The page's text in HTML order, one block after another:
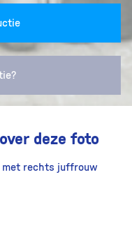
deze foto
met rechts juffrouw